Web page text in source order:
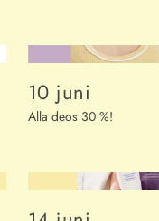
10 juni
Alla deos 30 %!